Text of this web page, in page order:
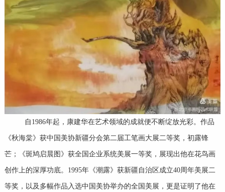
自1986年起，康建华在艺术领域的成就便不断绽放光彩。作品
《秋海棠》获中国美协新疆分会第二届工笔画大展二等奖，初露锋
芒；《斑鸠启晨图》获全国企业系统美展一等奖，展现出他在花鸟画
创作上的深厚功底。1995年《潮露》获新疆自治区成立40周年美展二
等奖，以及多幅作品入选中国美协举办的全国美展，更是证明了他在